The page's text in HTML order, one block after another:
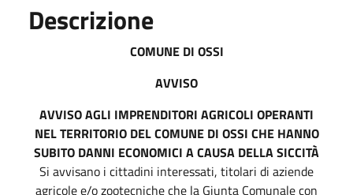
Descrizione
COMUNE DI OSSI
AVVISO
AVVISO AGLI IMPRENDITORI AGRICOLI OPERANTI
NEL TERRITORIO DEL COMUNE DI OSSI CHE HANNO
SUBITO DANNI ECONOMICI A CAUSA DELLA SICCITÀ
Si avvisano i cittadini interessati, titolari di aziende
agricole e/o zootecniche che la Giunta Comunale con